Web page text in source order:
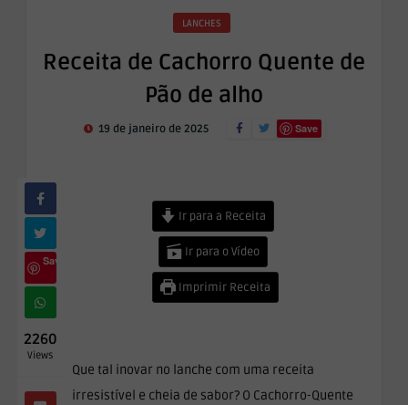
LANCHES
Receita de Cachorro Quente de
Pão de alho
19 de janeiro de 2025 Save
Save
2260
Views
Ir para a Receita
Ir para o Vídeo
Imprimir Receita
Que tal inovar no lanche com uma receita
irresistível e cheia de sabor? O Cachorro-Quente